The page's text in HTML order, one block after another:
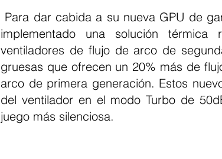
implementado una solución
ventiladores de flujo de arco de
gruesas que ofrecen un 20% más de
arco de primera generación. Estos
del ventilador en el modo Turbo de
juego más silenciosa.